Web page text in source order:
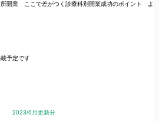
開業 ここで差がつく診療科別開業成功のポイント よ
予定です
2023/6月更新分